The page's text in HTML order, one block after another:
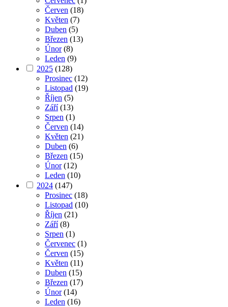
Červen (18)
Květen (7)
Duben (5)
Březen (13)
Únor(8)
Leden (9)
2025 (128)
Prosinec (12)
Listopad (19)
Říjen (5)
Září(13)
Srpen (1)
Červen (14)
Květen (21)
Duben (6)
Březen (15)
Únor(12)
Leden (10)
2024 (147)
Prosinec (18)
Listopad (10)
Říjen (21)
Září(8)
Srpen (1)
Červenec (1)
Červen (15)
Květen (11)
Duben (15)
Březen (17)
Únor(14)
Leden (16)